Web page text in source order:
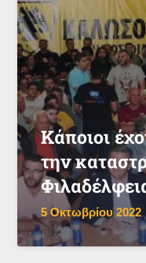
Κάποιοι
την
5 Οκτωβρίου 2022